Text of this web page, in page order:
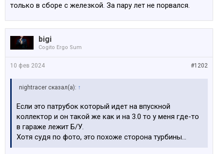
только в сборе с железкой. За пару лет не порвался.
bigi
Cogito Ergo Sum
#1202
10 фев 2024
nightracer сказал(а): ↑
Если это патрубок который идет на впускной
коллектор и он такой же как и на 3.0 то у меня где-то
в гараже лежит Б/У.
Хотя судя по фото, это похоже сторона турбины...